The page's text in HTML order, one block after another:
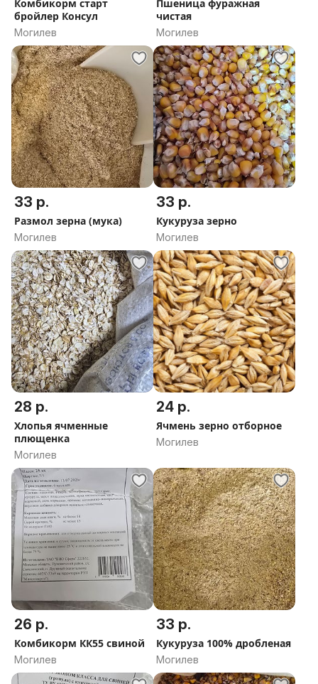
Комбикорм старт
бройлер Консул
Могилев
Пшеница фуражная
чистая
Могилев
33 р.
Размол зерна (мука)
Могилев
33 р.
Кукуруза зерно
Могилев
28 р.
Хлопья ячменные
плющенка
Могилев
24 р.
Ячмень зерно отборное
Могилев
26 р.
Комбикорм КК55 свиной
Могилев
33 р.
Кукуруза 100% дробленая
Могилев